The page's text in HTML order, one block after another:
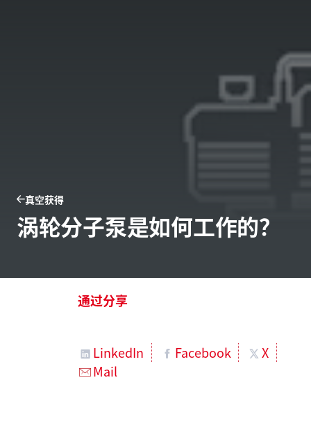
真空获得
涡轮分子泵是如何工作的？
通过分享
LinkedIn Facebook
X
Mail